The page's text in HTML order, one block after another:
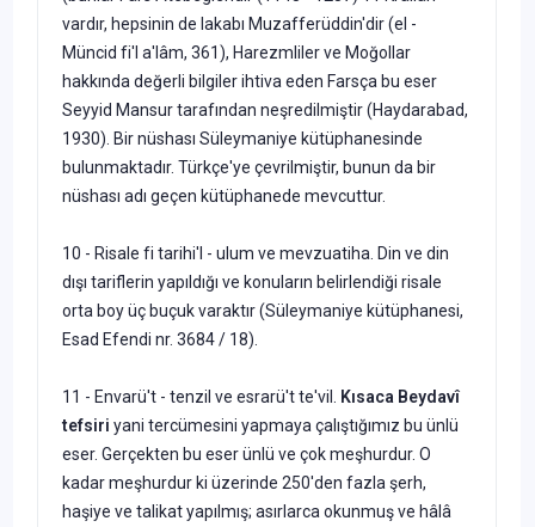
vardır, hepsinin de lakabı Muzafferüddin'dir (el -
Müncid fi'l a'lâm, 361), Harezmliler ve Moğollar
hakkında değerli bilgiler ihtiva eden Farsça bu eser
Seyyid Mansur tarafından neşredilmiştir (Haydarabad,
1930). Bir nüshası Süleymaniye kütüphanesinde
bulunmaktadır. Türkçe'ye çevrilmiştir, bunun da bir
nüshası adı geçen kütüphanede mevcuttur.
10 - Risale fi tarihi'l - ulum ve mevzuatiha. Din ve din
dışı tariflerin yapıldığı ve konuların belirlendiği risale
orta boy üç buçuk varaktır (Süleymaniye kütüphanesi,
Esad Efendi nr. 3684 / 18).
11 - Envarü't - tenzil ve esrarü't te'vil.
Kısaca Beydavî
tefsiri yani tercümesini yapmaya çalıştığımız bu ünlü
eser. Gerçekten bu eser ünlü ve çok meşhurdur. O
kadar meşhurdur ki üzerinde 250'den fazla şerh,
haşiye ve talikat yapılmış; asırlarca okunmuş ve hâlâ